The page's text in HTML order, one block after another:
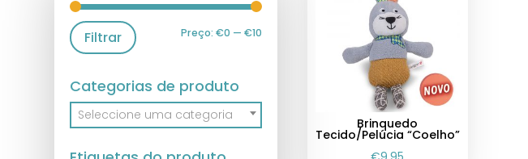
Filtrar Preço:€0 —€10
Categorias de produto
Seleccione uma categoria
Brinquedo
Tecido/Pelúcia “Coelho”